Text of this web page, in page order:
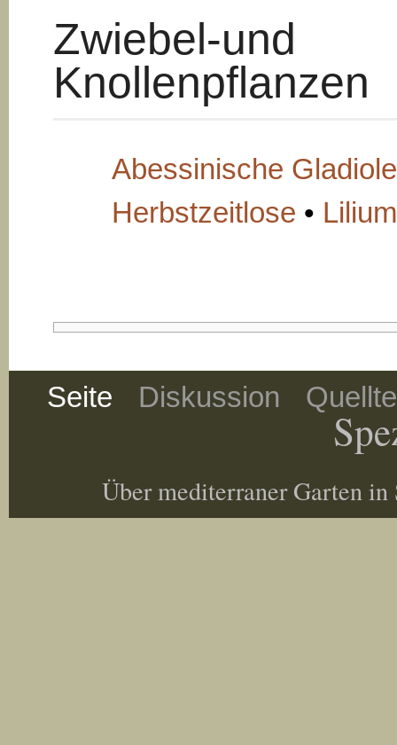
Zwiebel-und
Knollenpflanzen
Abessinische Gladiole
Herbstzeitlose • Lilium
Seite Diskussion
Über mediterraner Garten in